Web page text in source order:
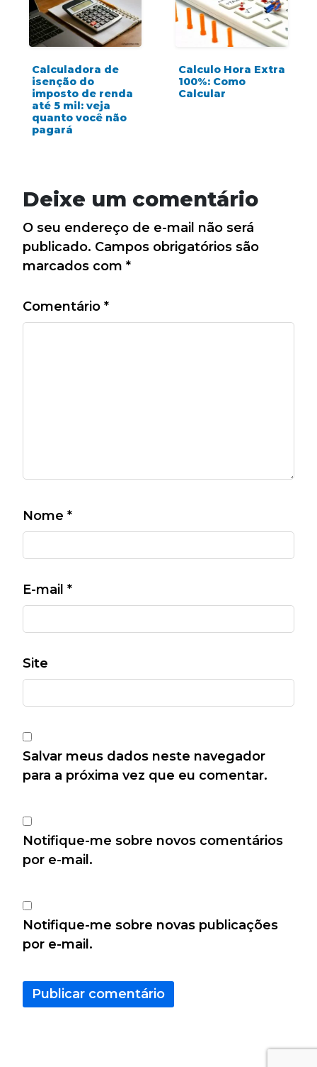
Calculadora de
isenção do
imposto de renda
até 5 mil: veja
quanto você não
pagará
Calculo Hora Extra
100%: Como
Calcular
Deixe um comentário
O seu endereço de e-mail não será
publicado. Campos obrigatórios são
marcados com *
Comentário *
Nome *
E-mail *
Site
Salvar meus dados neste navegador
para a próxima vez que eu comentar.
Notifique-me sobre novos comentários
por e-mail.
Notifique-me sobre novas publicações
por e-mail.